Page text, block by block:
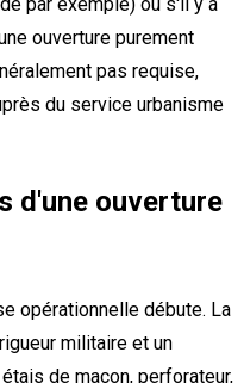
par exemple) ou s'il y a
ouverture purement
pas requise,
du service urbanisme
d'une ouverture
opérationnelle débute. La
militaire et un
de maçon, perforateur,